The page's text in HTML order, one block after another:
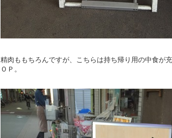
精肉ももちろんですが、こちらは持ち帰り用の中食が
ＯＰ。